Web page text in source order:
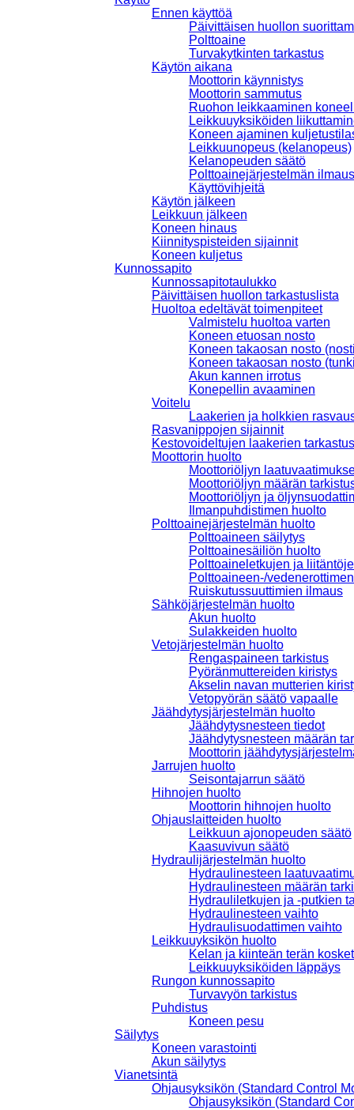
Ennen käyttöä
Päivittäisen huollon
Polttoaine
Turvakytkinten tarkastus
Käytön aikana
Moottorin käynnistys
Moottorin sammutus
Ruohon leikkaaminen
Leikkuuyksiköiden
Koneen ajaminen
Leikkuunopeus (kelanopeus)
Kelanopeuden säätö
Polttoainejärjestelmän ilmaus
Käyttövihjeitä
Käytön jälkeen
Leikkuun jälkeen
Koneen hinaus
Kiinnityspisteiden sijainnit
Koneen kuljetus
Kunnossapito
Kunnossapitotaulukko
Päivittäisen huollon tarkastuslista
Huoltoa edeltävät toimenpiteet
Valmistelu huoltoa varten
Koneen etuosan nosto
Koneen takaosan nosto
Koneen takaosan nosto
Akun kannen irrotus
Konepellin avaaminen
Voitelu
Laakerien ja holkkien
Rasvanippojen sijainnit
Kestovoideltujen laakerien tarkastus
Moottorin huolto
Moottoriöljyn
Moottoriöljyn määrän
Moottoriöljyn ja
Ilmanpuhdistimen huolto
Polttoainejärjestelmän huolto
Polttoaineen säilytys
Polttoainesäiliön huolto
Polttoaineletkujen ja
Polttoaineen-/
Ruiskutussuuttimien ilmaus
Sähköjärjestelmän huolto
Akun huolto
Sulakkeiden huolto
Vetojärjestelmän huolto
Rengaspaineen tarkistus
Pyöränmuttereiden kiristys
Akselin navan mutterien
Vetopyörän säätö vapaalle
Jäähdytysjärjestelmän huolto
Jäähdytysnesteen tiedot
Jäähdytysnesteen määrän
Moottorin
Jarrujen huolto
Seisontajarrun säätö
Hihnojen huolto
Moottorin hihnojen huolto
Ohjauslaitteiden huolto
Leikkuun ajonopeuden säätö
Kaasuvivun säätö
Hydraulijärjestelmän huolto
Hydraulinesteen
Hydraulinesteen määrän
Hydrauliletkujen ja -putkien
Hydraulinesteen vaihto
Hydraulisuodattimen vaihto
Leikkuuyksikön huolto
Kelan ja kiinteän terän
Leikkuuyksiköiden läppäys
Rungon kunnossapito
Turvavyön tarkistus
Puhdistus
Koneen pesu
Säilytys
Koneen varastointi
Akun säilytys
Vianetsintä
Ohjausyksikön (Standard Control
Ohjausyksikön (Standard